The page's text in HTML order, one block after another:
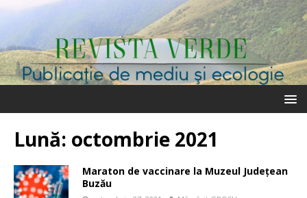
Lună: octombrie 2021
Maraton de vaccinare la Muzeul Județean
Buzău